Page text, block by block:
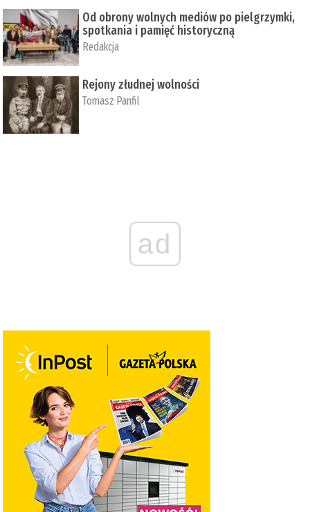
Od obrony wolnych mediów po pielgrzymki,
spotkania i pamięć historyczną
Redakcja
Rejony złudnej wolności
Tomasz Panfil
ad